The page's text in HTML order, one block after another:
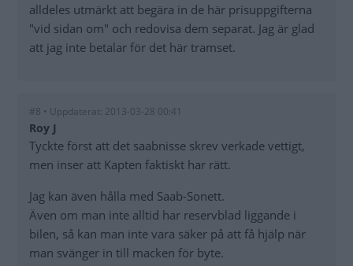
alldeles utmärkt att begära in de här prisuppgifterna
"vid sidan om" och redovisa dem separat. Jag är glad
att jag inte betalar för det här tramset.
#8 • Uppdaterat: 2013-03-28 00:41
Roy J
Tyckte först att det saabnisse skrev verkade vettigt,
men inser att Kapten faktiskt har rätt.
Jag kan även hålla med Saab-Sonett.
Även om man inte alltid har reservblad liggande i
bilen, så kan man inte vara säker på att få hjälp när
man svänger in till macken för byte.